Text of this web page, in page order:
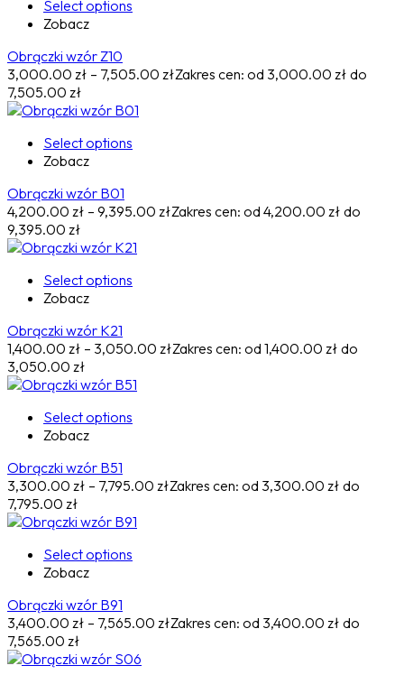
Select options
Zobacz
Obrączki wzór Z10
3,000.00 zł – 7,505.00 złZakres cen: od 3,000.00 zł do
7,505.00 zł
Select options
Zobacz
Obrączki wzór B01
4,200.00 zł – 9,395.00 złZakres cen: od 4,200.00 zł do
9,395.00 zł
Select options
Zobacz
Obrączki wzór K21
1,400.00 zł – 3,050.00 złZakres cen: od 1,400.00 zł do
3,050.00 zł
Select options
Zobacz
Obrączki wzór B51
3,300.00 zł – 7,795.00 złZakres cen: od 3,300.00 zł do
7,795.00 zł
Select options
Zobacz
Obrączki wzór B91
3,400.00 zł – 7,565.00 złZakres cen: od 3,400.00 zł do
7,565.00 zł